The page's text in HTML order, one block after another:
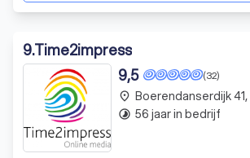
9.Time2impress
(32)
9,5
place Boerendanserdijk
timelapse 56 jaar in bedrijf